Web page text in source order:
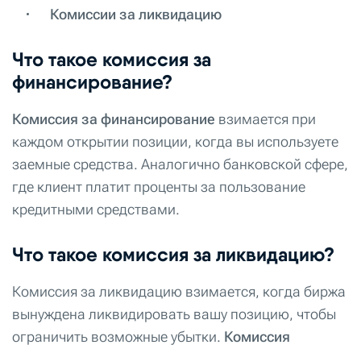
Комиссии за ликвидацию
Что такое комиссия за
финансирование?
Комиссия за финансирование взимается при
каждом открытии позиции, когда вы используете
заемные средства. Аналогично банковской сфере,
где клиент платит проценты за пользование
кредитными средствами.
Что такое комиссия за ликвидацию?
Комиссия за ликвидацию взимается, когда биржа
вынуждена ликвидировать вашу позицию, чтобы
ограничить возможные убытки. Комиссия